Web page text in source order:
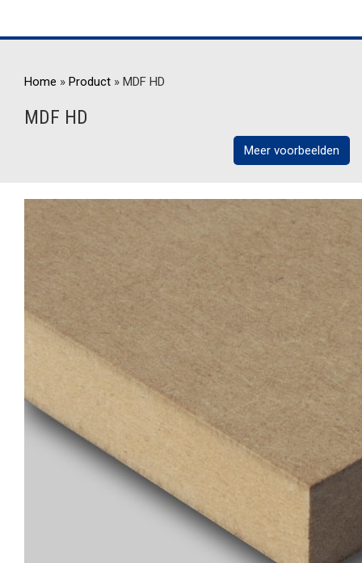
Home » Product » MDF HD
MDF HD
Meer voorbeelden